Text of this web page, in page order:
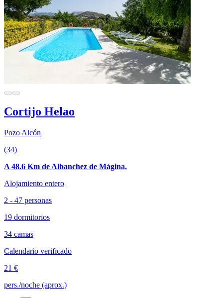
Cortijo Helao
Pozo Alcón
(34)
A 48.6 Km de Albanchez de Mágina.
Alojamiento entero
2 - 47 personas
19 dormitorios
34 camas
Calendario verificado
21 €
pers./noche (aprox.)